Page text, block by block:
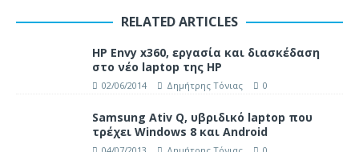
RELATED ARTICLES
HP Envy x360, εργασία και διασκέδαση
στο νέο laptop της HP
02/06/2014 Δημήτρης Τόνιας 0
Samsung Ativ Q, υβριδικό laptop που
τρέχει Windows 8 και Android